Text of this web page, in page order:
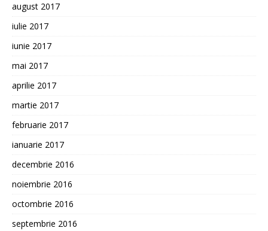
august 2017
iulie 2017
iunie 2017
mai 2017
aprilie 2017
martie 2017
februarie 2017
ianuarie 2017
decembrie 2016
noiembrie 2016
octombrie 2016
septembrie 2016